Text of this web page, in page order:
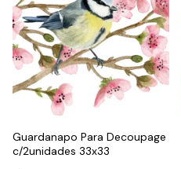
Guardanapo Para Decoupage
c/2unidades 33x33